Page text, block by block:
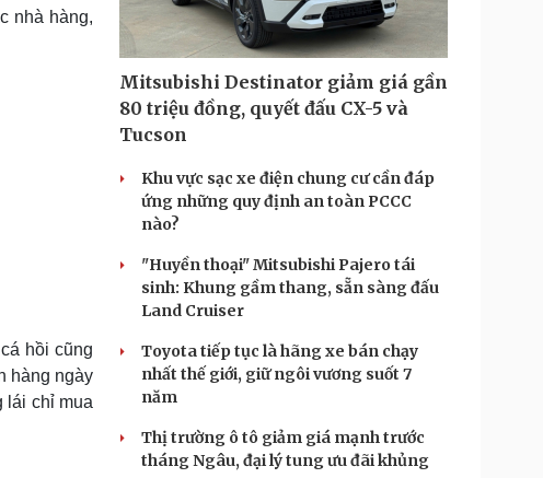
Doanh nhân
Vì cộng đồng
Trải nghiệm
Chuyển đổi số
Podcast
Câu chuyện thời sự
Cửa sổ tình yêu
Kể chuyện cho bé
Hạt giống tâm hồn
nhà hàng,
hồi cũng
hàng ngày
lái chỉ mua
Mitsubishi Destinator giảm giá gần
80 triệu đồng, quyết đấu CX-5 và
Tucson
Khu vực sạc xe điện chung cư cần đáp
ứng những quy định an toàn PCCC
nào?
"Huyền thoại" Mitsubishi Pajero tái
sinh: Khung gầm thang, sẵn sàng đấu
Land Cruiser
Toyota tiếp tục là hãng xe bán chạy
nhất thế giới, giữ ngôi vương suốt 7
năm
Thị trường ô tô giảm giá mạnh trước
tháng Ngâu, đại lý tung ưu đãi khủng